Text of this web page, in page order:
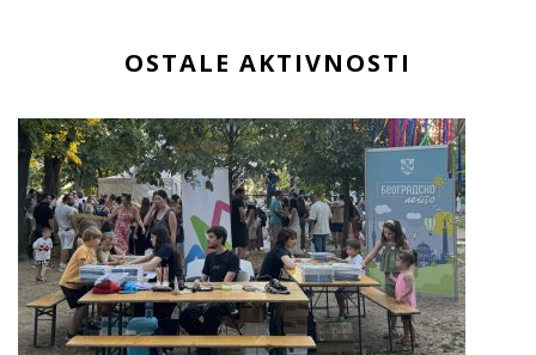
OSTALE AKTIVNOSTI